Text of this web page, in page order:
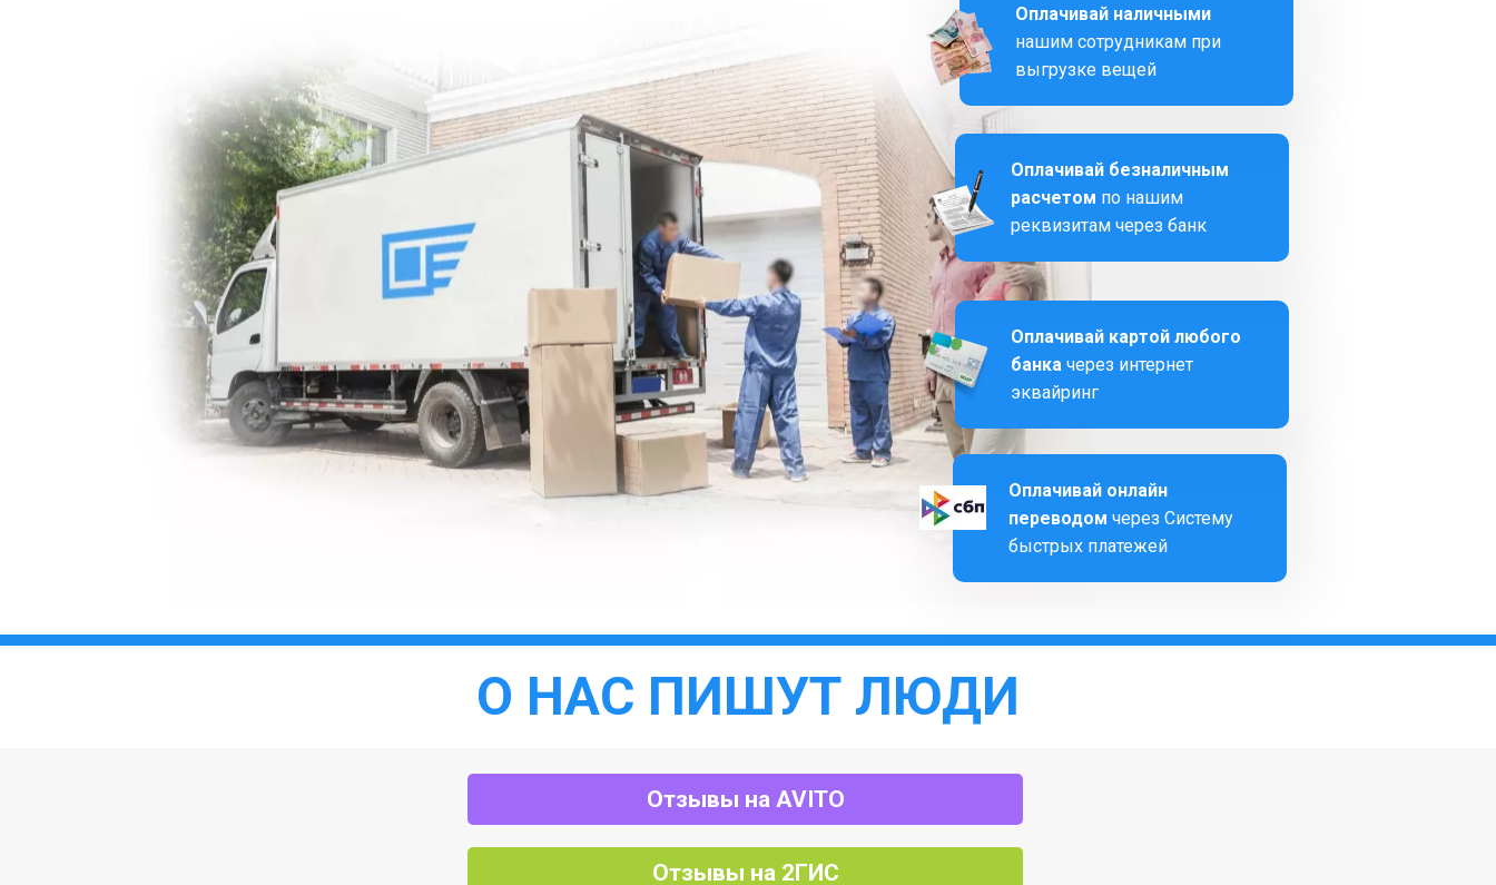
Оплачивай онлайн
переводом через Систему
быстрых платежей
Оплачивай картой любого
банкачерез интернет
эквайринг
Оплачивай безналичным
расчетом по нашим
реквизитам через банк
Оплачивай наличными
нашим сотрудникам при
выгрузке вещей
О НАС ПИШУТ ЛЮДИ
Отзывы на AVITO
Отзывы на 2ГИС